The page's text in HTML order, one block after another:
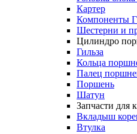
Картер
Компоненты
Шестерни и
Цилиндро
Гильза
Кольца
Палец
Поршень
Шатун
Запчасти для
Вкладыш
Втулка